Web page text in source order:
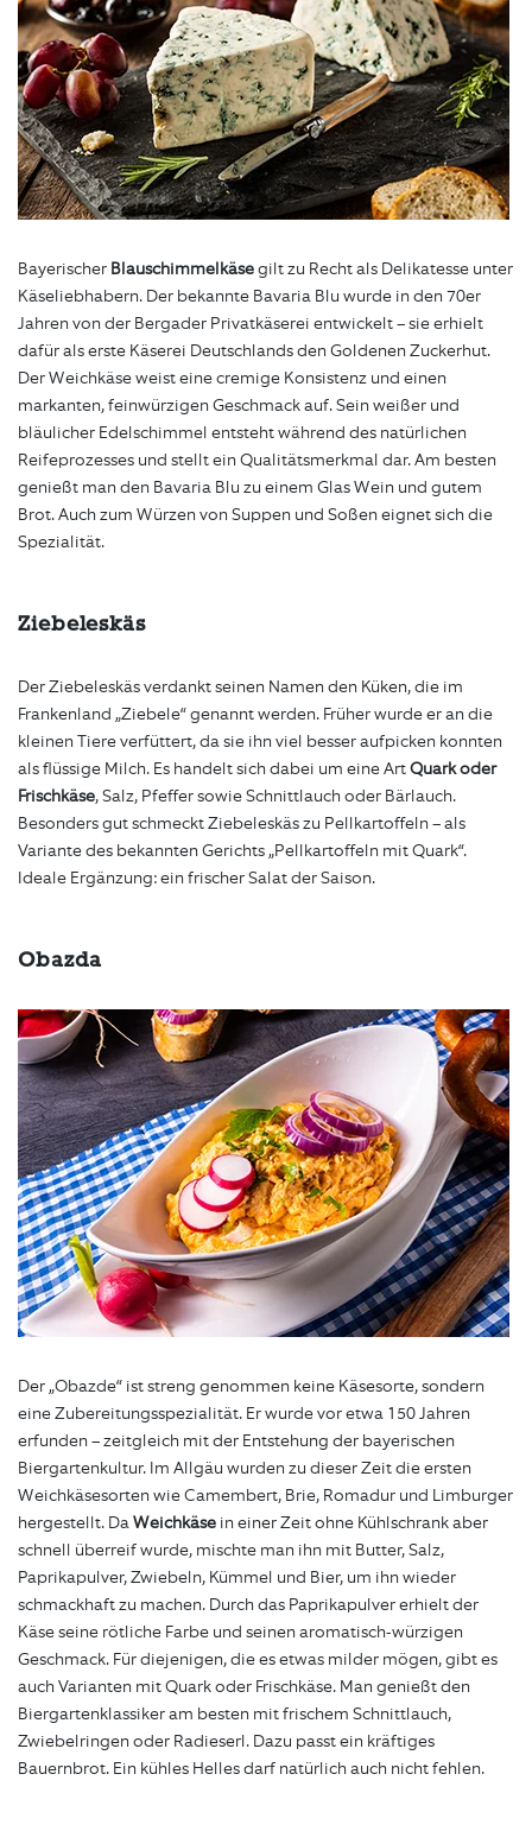
Bayerischer Blauschimmelkäsegilt zu Recht als Delikatesse unter
Käseliebhabern. Der bekannte Bavaria Blu wurde in den 70er
Jahren von der Bergader Privatkäserei entwickelt – sie erhielt
dafür als erste Käserei Deutschlands den Goldenen Zuckerhut.
Der Weichkäse weist eine cremige Konsistenz und einen
markanten, feinwürzigen Geschmack auf. Sein weißer und
bläulicher Edelschimmel entsteht während des natürlichen
Reifeprozesses und stellt ein Qualitätsmerkmal dar. Am besten
genießt man den Bavaria Blu zu einem Glas Wein und gutem
Brot. Auch zum Würzen von Suppen und Soßen eignet sich die
Spezialität.
Ziebeleskäs
Der Ziebeleskäs verdankt seinen Namen den Küken, die im
Frankenland „Ziebele“ genannt werden. Früher wurde er an die
kleinen Tiere verfüttert, da sie ihn viel besser aufpicken konnten
als flüssige Milch. Es handelt sich dabei um eine ArtQuark oder
Frischkäse, Salz, Pfeffer sowie Schnittlauch oder Bärlauch.
Besonders gut schmeckt Ziebeleskäs zu Pellkartoffeln – als
Variante des bekannten Gerichts „Pellkartoffeln mit Quark“.
Ideale Ergänzung: ein frischer Salat der Saison.
Obazda
Der „Obazde“ ist streng genommen keine Käsesorte, sondern
eine Zubereitungsspezialität. Er wurde vor etwa 150 Jahren
erfunden – zeitgleich mit der Entstehung der bayerischen
Biergartenkultur. Im Allgäu wurden zu dieser Zeit die ersten
Weichkäsesorten wie Camembert, Brie, Romadur und Limburger
hergestellt. DaWeichkäse in einer Zeit ohne Kühlschrank aber
schnell überreif wurde, mischte man ihn mit Butter, Salz,
Paprikapulver, Zwiebeln, Kümmel und Bier, um ihn wieder
schmackhaft zu machen. Durch das Paprikapulver erhielt der
Käse seine rötliche Farbe und seinen aromatisch-würzigen
Geschmack. Für diejenigen, die es etwas milder mögen, gibt es
auch Varianten mit Quark oder Frischkäse. Man genießt den
Biergartenklassiker am besten mit frischem Schnittlauch,
Zwiebelringen oder Radieserl. Dazu passt ein kräftiges
Bauernbrot. Ein kühles Helles darf natürlich auch nicht fehlen.